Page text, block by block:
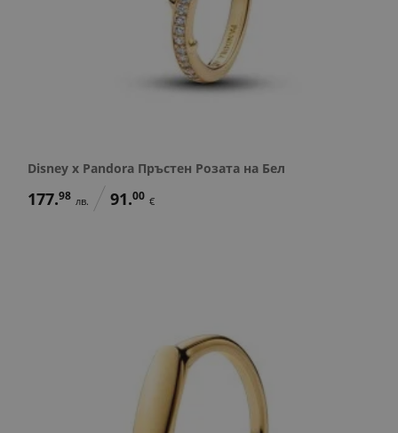
Disney x Pandora Пръстен Розата на Бел
177.98 лв. 91.00 €